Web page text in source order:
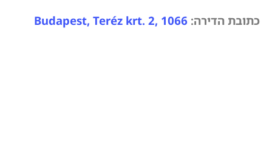
כתובת הדירה: Budapest, Teréz krt. 2, 1066